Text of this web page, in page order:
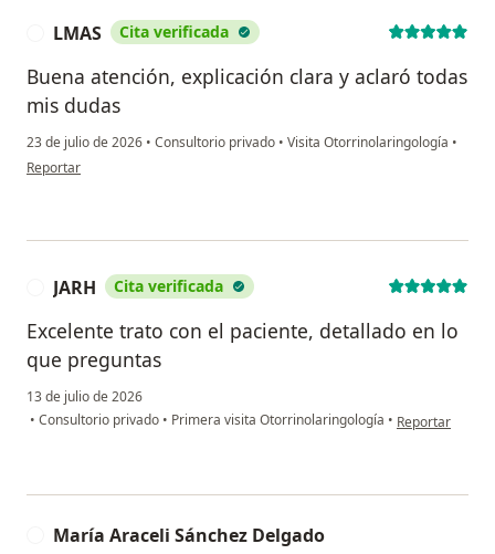
LMAS Cita verificada
Buena atención, explicación clara y aclaró todas
mis dudas
23 de julio de 2026 • Consultorio privado • Visita Otorrinolaringología •
en opinión del usuario LMAS
Reportar
JARH Cita verificada
Excelente trato con el paciente, detallado en lo
que preguntas
13 de julio de 2026
• Consultorio privado • Primera visita Otorrinolaringología • en opinión del
Reportar
María Araceli Sánchez Delgado